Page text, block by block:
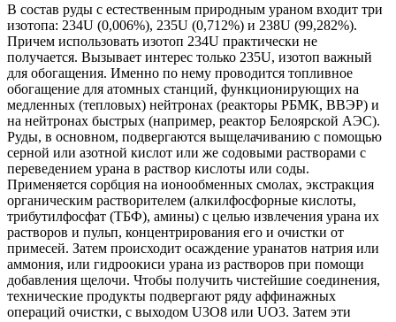
В состав руды с естественным природным ураном входит три
изотопа: 234U (0,006%), 235U (0,712%) и 238U (99,282%).
Причем использовать изотоп 234U практически не
получается. Вызывает интерес только 235U, изотоп важный
для обогащения. Именно по нему проводится топливное
обогащение для атомных станций, функционирующих на
медленных (тепловых) нейтронах (реакторы РБМК, ВВЭР) и
на нейтронах быстрых (например, реактор Белоярской АЭС).
Руды, в основном, подвергаются выщелачиванию с помощью
серной или азотной кислот или же содовыми растворами с
переведением урана в раствор кислоты или соды.
Применяется сорбция на ионообменных смолах, экстракция
органическим растворителем (алкилфосфорные кислоты,
трибутилфосфат (ТБФ), амины) с целью извлечения урана их
растворов и пульп, концентрирования его и очистки от
примесей. Затем происходит осаждение уранатов натрия или
аммония, или гидроокиси урана из растворов при помощи
добавления щелочи. Чтобы получить чистейшие соединения,
технические продукты подвергают ряду аффинажных
операций очистки, с выходом U3O8 или UO3. Затем эти